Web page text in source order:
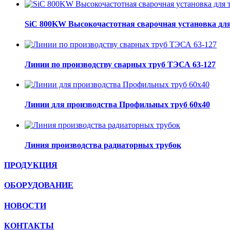
SiC 800KW Высокочастотная сварочная установка
Линии по производству сварных труб ТЭСА 63-127
Линии для производства Профильных труб 60х40
Линия производства радиаторных трубок
ПРОДУКЦИЯ
ОБОРУДОВАНИЕ
НОВОСТИ
КОНТАКТЫ